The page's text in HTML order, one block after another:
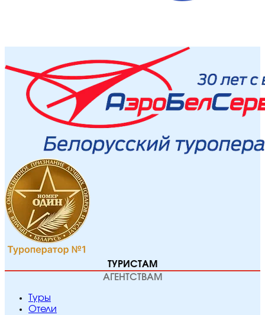
ТУРИСТАМ
АГЕНТСТВАМ
Туры
Отели